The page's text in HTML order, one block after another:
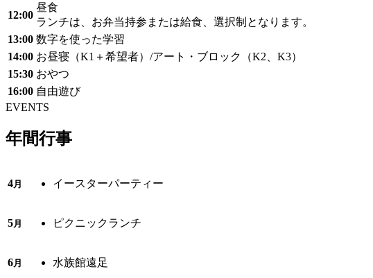
12:00
昼食
ランチは、お弁当持参または給食、選択制となります。
13:00 数字を使った学習
14:00 お昼寝（K1＋希望者）/アート・ブロック（K2、K3）
15:30 おやつ
16:00 自由遊び
EVENTS
年間行事
4月 イースターパーティー
5月 ピクニックランチ
6月 水族館遠足